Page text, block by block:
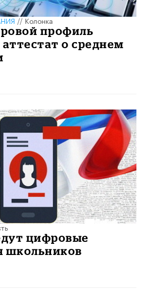
//Колонка
профиль
о среднем
цифровые
школьников